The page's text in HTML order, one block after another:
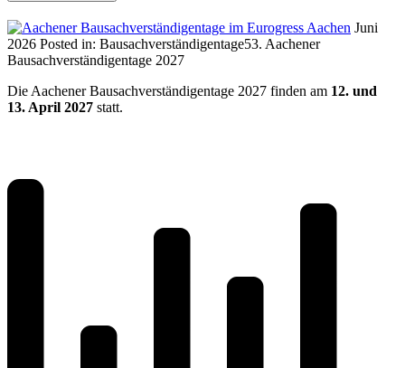
Juni
2026 Posted in: Bausachverständigentage53. Aachener
Bausachverständigentage 2027
Die Aachener Bausachverständigentage 2027 finden am 12. und
13. April 2027 statt.